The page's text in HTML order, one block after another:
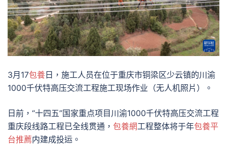
3月17包養 日，施工人员在位于重庆市铜梁区少云镇的川渝
1000千伏特高压交流工程施工现场作业（无人机照片）。
日前，“十四五”国家重点项目川渝1000千伏特高压交流工程
重庆段线路工程已全线贯通， 包養網工程整体将于年包養平
台推薦内建成投运。